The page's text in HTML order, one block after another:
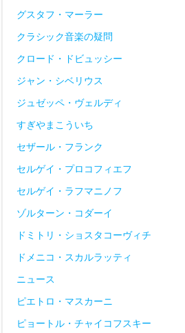
グスタフ・マーラー
クラシック音楽の疑問
クロード・ドビュッシー
ジャン・シベリウス
ジュゼッペ・ヴェルディ
すぎやまこういち
セザール・フランク
セルゲイ・プロコフィエフ
セルゲイ・ラフマニノフ
ゾルターン・コダーイ
ドミトリ・ショスタコーヴィチ
ドメニコ・スカルラッティ
ニュース
ピエトロ・マスカーニ
ピョートル・チャイコフスキー